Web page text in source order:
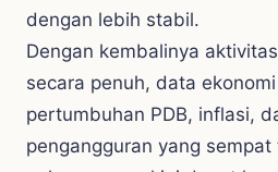
dengan lebih stabil.
Dengan kembalinya
secara penuh, data
pertumbuhan PDB, inflasi,
pengangguran yang